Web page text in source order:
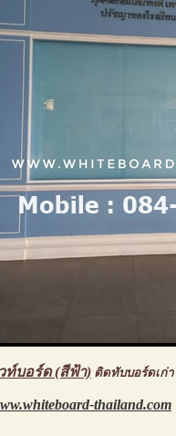
ท์บอร์ด (สีฟ้า) ติดทับบอร์ดเก่า
thailand.com